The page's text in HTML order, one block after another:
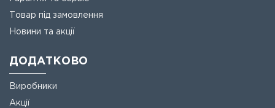
Товар під замовлення
Новини та акції
ДОДАТКОВО
Виробники
Акції